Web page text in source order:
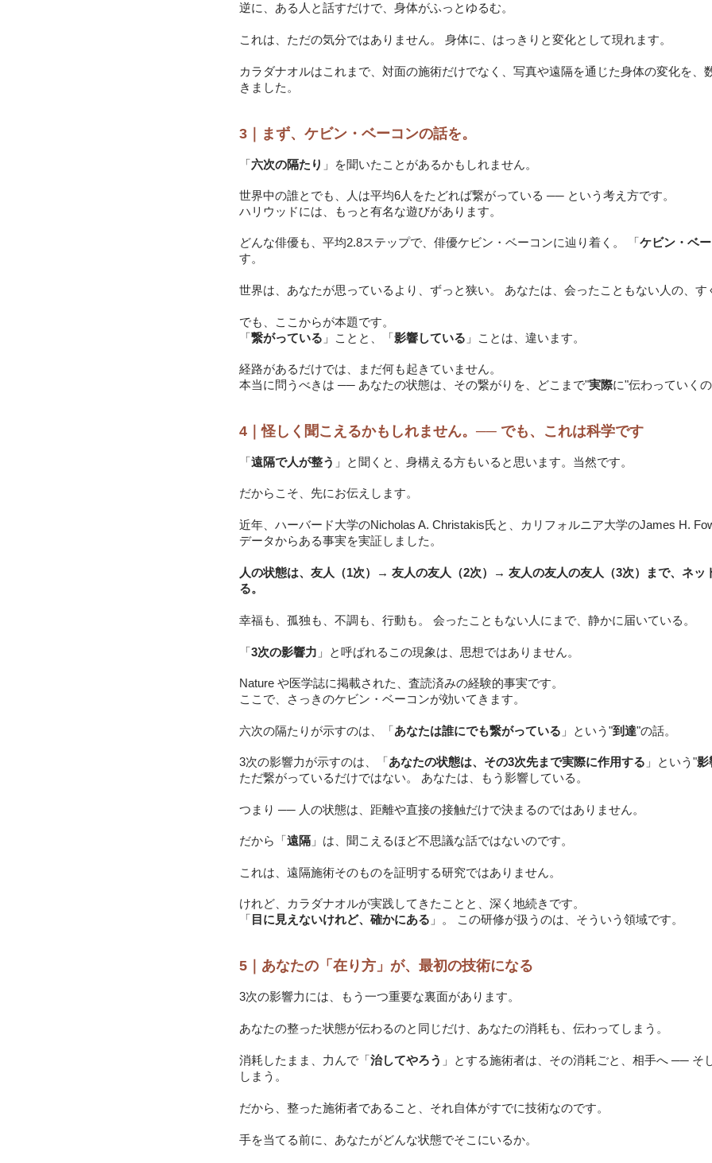
逆に、ある人と話すだけで、身体がふっとゆるむ。
これは、ただの気分ではありません。 身体に、はっきりと変化として現れます。
カラダナオルはこれまで、対面の施術だけでなく、写真や遠隔を通じた身体の変化を、
きました。
3｜まず、ケビン・ベーコンの話を。
「六次の隔たり 」を聞いたことがあるかもしれません。
世界中の誰とでも、人は平均6人をたどれば繋がっている ── という考え方です。
ハリウッドには、もっと有名な遊びがあります。
どんな俳優も、平均2.8ステップで、俳優ケビン・ベーコンに辿り着く。 「ケビン・ベ
す。
世界は、あなたが思っているより、ずっと狭い。 あなたは、会ったこともない人の、す
でも、ここからが本題です。
「繋がっている 」ことと、「影響している 」ことは、違います。
経路があるだけでは、まだ何も起きていません。
本当に問うべきは ── あなたの状態は、その繋がりを、どこまで"実際に"伝わっていくの
4｜怪しく聞こえるかもしれません。── でも、これは科学です
「遠隔で人が整う 」と聞くと、身構える方もいると思います。当然です。
だからこそ、先にお伝えします。
近年、ハーバード大学のNicholas A. Christakis氏と、カリフォルニア大学のJames H.
データからある事実を実証しました。
人の状態は、友人（1次）→ 友人の友人（2次）→ 友人の友人の友人（3次）まで、ネッ
る。
幸福も、孤独も、不調も、行動も。 会ったこともない人にまで、静かに届いている。
「3次の影響力 」と呼ばれるこの現象は、思想ではありません。
Nature や医学誌に掲載された、査読済みの経験的事実です。
ここで、さっきのケビン・ベーコンが効いてきます。
六次の隔たりが示すのは、「あなたは誰にでも繋がっている 」という"到達"の話。
3次の影響力が示すのは、「あなたの状態は、その3次先まで実際に作用する 」という"影
ただ繋がっているだけではない。 あなたは、もう影響している。
つまり ── 人の状態は、距離や直接の接触だけで決まるのではありません。
だから「遠隔 」は、聞こえるほど不思議な話ではないのです。
これは、遠隔施術そのものを証明する研究ではありません。
けれど、カラダナオルが実践してきたことと、深く地続きです。
「 目に見えないけれど、確かにある 」。 この研修が扱うのは、そういう領域です。
5｜あなたの「在り方」が、最初の技術になる
3次の影響力には、もう一つ重要な裏面があります。
あなたの整った状態が伝わるのと同じだけ、あなたの消耗も、伝わってしまう。
消耗したまま、力んで「治してやろう 」とする施術者は、その消耗ごと、相手へ ── そ
しまう。
だから、整った施術者であること、それ自体がすでに技術なのです。
手を当てる前に、あなたがどんな状態でそこにいるか。